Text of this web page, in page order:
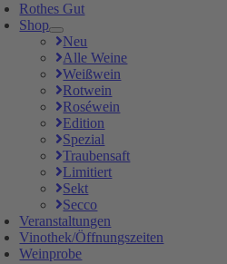
Rothes Gut
Shop
Neu
Alle Weine
Weißwein
Rotwein
Roséwein
Edition
Spezial
Traubensaft
Limitiert
Sekt
Secco
Veranstaltungen
Vinothek/Öffnungszeiten
Weinprobe